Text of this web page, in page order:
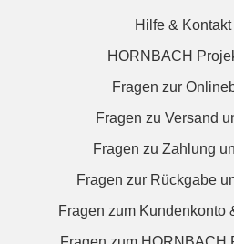
Hilfe & Kontakt
HORNBACH
Fragen zur
Fragen zu Versand
Fragen zu Zahlung
Fragen zur Rückgabe
Fragen zum Kundenkonto